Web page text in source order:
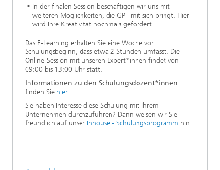
In der finalen Session beschäftigen wir uns mit
weiteren Möglichkeiten, die GPT mit sich bringt. Hier
wird Ihre Kreativität nochmals gefördert
Das E-Learning erhalten Sie eine Woche vor
Schulungsbeginn, dass etwa 2 Stunden umfasst. Die
Online-Session mit unseren Expert*innen findet von
09:00 bis 13:00 Uhr statt.
Informationen zu den Schulungsdozent*innen
finden Sie hier.
Sie haben Interesse diese Schulung mit Ihrem
Unternehmen durchzuführen? Dann weisen wir Sie
freundlich auf unser Inhouse - Schulungsprogramm hin.